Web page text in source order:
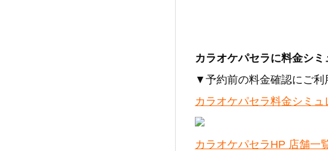
カラオケパセラに料金シミ
▼予約前の料金確認にご利
カラオケパセラ料金シミュ
カラオケパセラHP 店舗一